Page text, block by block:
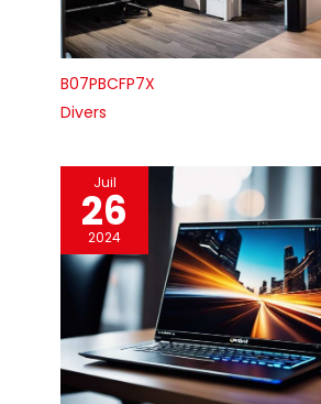
B07PBCFP7X
Divers
Juil
26
2024